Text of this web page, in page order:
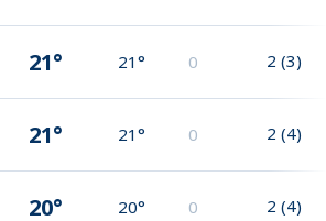
21° 21° 0 2 (3)
21° 21° 0 2 (4)
20° 20° 0 2 (4)